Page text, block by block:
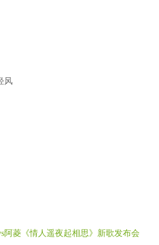
风
ル 春花 七七 胡子
部
阿菱《情人遥夜起相思》新歌发布会